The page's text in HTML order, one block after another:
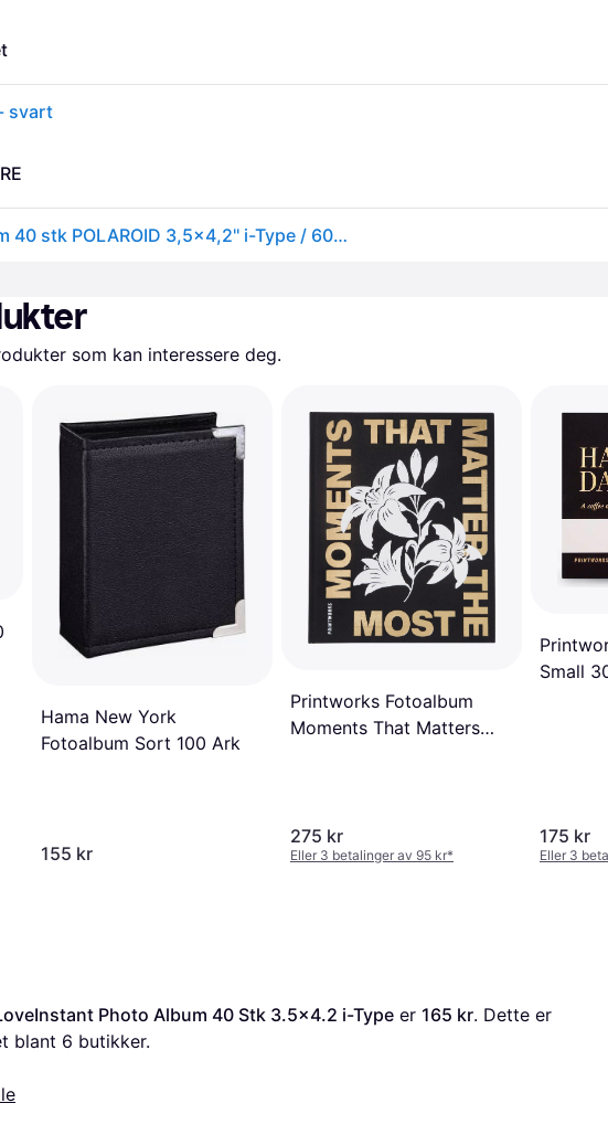
svart
LoveInstant Photo Album 40 stk POLAROID 3,5x4,2'' i-Type / 600 / SX-70.
som kan interessere deg.
Hama New York
Fotoalbum Sort 100 Ark
155 kr
Printworks Fotoalbum
Moments That Matters
275 kr
Eller 3 betalinger av 95 kr*
Small
175 kr
Eller 3
Photo Album 40 Stk 3.5x4.2 i-Type er 165 kr. Dette er
blant 6 butikker.